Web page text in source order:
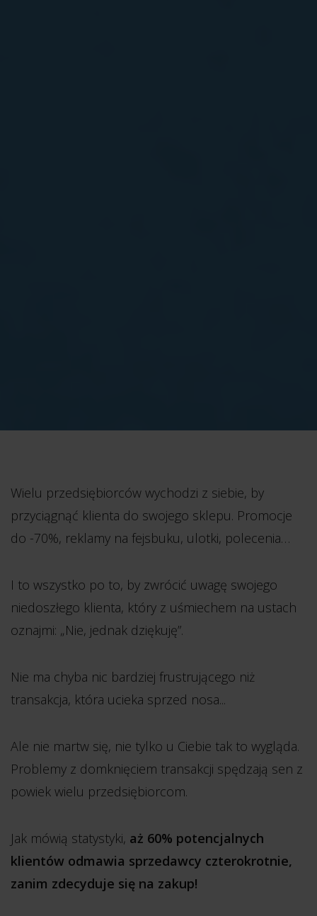
Wielu przedsiębiorców wychodzi z siebie, by
przyciągnąć klienta do swojego sklepu. Promocje
do -70%, reklamy na fejsbuku, ulotki, polecenia…
I to wszystko po to, by zwrócić uwagę swojego
niedoszłego klienta, który z uśmiechem na ustach
oznajmi: „Nie, jednak dziękuję”.
Nie ma chyba nic bardziej frustrującego niż
transakcja, która ucieka sprzed nosa...
Ale nie martw się, nie tylko u Ciebie tak to wygląda.
Problemy z domknięciem transakcji spędzają sen z
powiek wielu przedsiębiorcom.
Jak mówią statystyki, aż 60% potencjalnych
klientów odmawia sprzedawcy czterokrotnie,
zanim zdecyduje się na zakup!